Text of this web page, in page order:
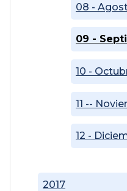
2017
08 -
09 -
10 -
11 --
12 -